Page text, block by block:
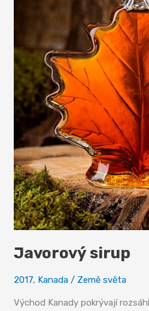
Javorový sirup
2017, Kanada / Země světa
Východ Kanady pokrývají